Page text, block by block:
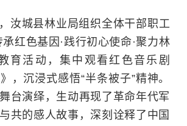
汝城县林业局组织全体干部职工
红色基因·践行初心使命·聚力林
育活动，集中观看红色音乐剧
，沉浸式感悟“半条被子”精神。
台演绎，生动再现了革命年代军
共的感人故事，深刻诠释了中国